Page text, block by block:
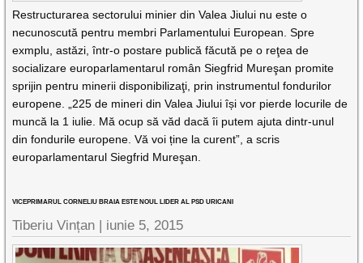
Restructurarea sectorului minier din Valea Jiului nu este o
necunoscută pentru membri Parlamentului European. Spre
exmplu, astăzi, într-o postare publică făcută pe o reţea de
socializare europarlamentarul român Siegfrid Mureşan promite
sprijin pentru minerii disponibilizaţi, prin instrumentul fondurilor
europene. „225 de mineri din Valea Jiului își vor pierde locurile de
muncă la 1 iulie. Mă ocup să văd dacă îi putem ajuta dintr-unul
din fondurile europene. Vă voi ține la curent”, a scris
europarlamentarul Siegfrid Mureşan.
VICEPRIMARUL CORNELIU BRAIA ESTE NOUL LIDER AL PSD URICANI
Tiberiu Vințan | iunie 5, 2015